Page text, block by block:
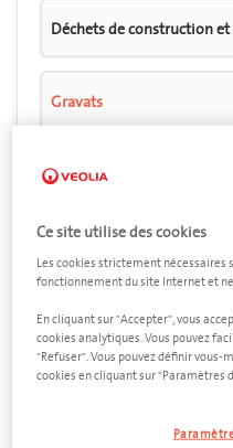
Déchets de construction
Gravats
Gravats de béton
Roofing
Ce site utilise des cookies
Les cookies strictement nécessaires
fonctionnement du site Internet et
En cliquant sur "Accepter", vous
cookies analytiques. Vous pouvez
"Refuser". Vous pouvez définir
cookies en cliquant sur "Paramètres